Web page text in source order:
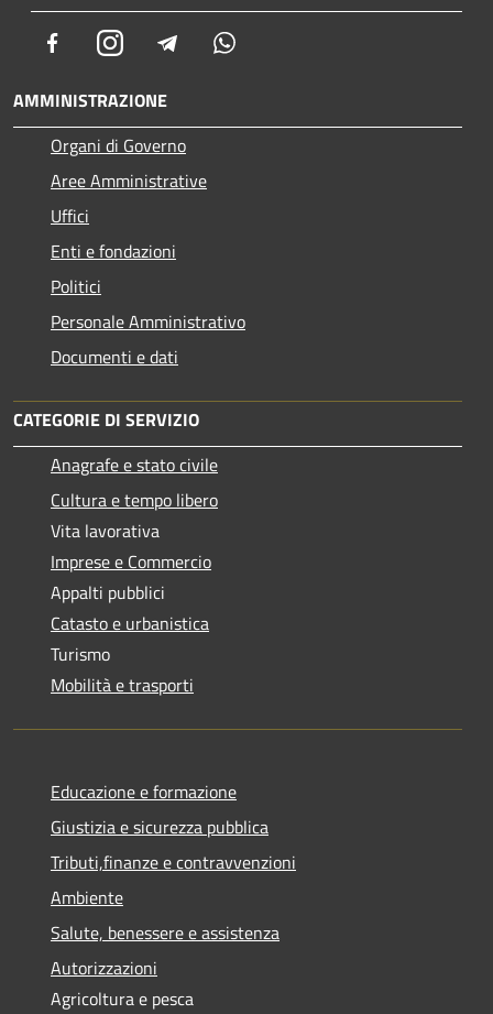
FacebookInstagram Telegram
AMMINISTRAZIONE
Organi di Governo
Aree Amministrative
Uffici
Enti e fondazioni
Politici
Personale Amministrativo
Documenti e dati
CATEGORIE DI SERVIZIO
Anagrafe e stato civile
Cultura e tempo libero
Vita lavorativa
Imprese e Commercio
Appalti pubblici
Catasto e urbanistica
Turismo
Mobilità e trasporti
Educazione e formazione
Giustizia e sicurezza pubblica
Tributi,finanze e contravvenzioni
Ambiente
Salute, benessere e assistenza
Autorizzazioni
Agricoltura e pesca